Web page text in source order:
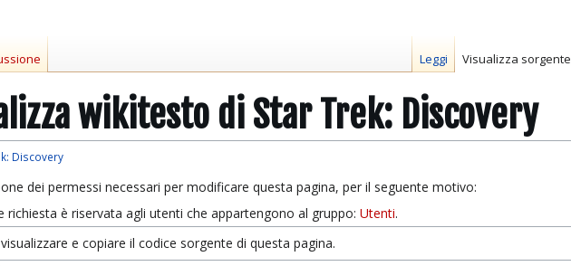
wikitesto di Star Trek: Discovery
Discovery
dei permessi necessari per modificare questa pagina, per il seguente motivo:
richiesta è riservata agli utenti che appartengono al gruppo: Utenti.
e copiare il codice sorgente di questa pagina.
Leggi Visualizza sorgente